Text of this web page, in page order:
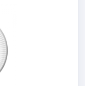
100szt 15cm mały